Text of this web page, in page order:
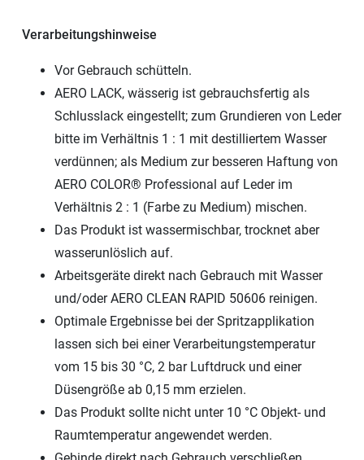
Verarbeitungshinweise
Vor Gebrauch schütteln.
AERO LACK, wässerig ist gebrauchsfertig als
Schlusslack eingestellt; zum Grundieren von Leder
bitte im Verhältnis 1 : 1 mit destilliertem Wasser
verdünnen; als Medium zur besseren Haftung von
AERO COLOR® Professional auf Leder im
Verhältnis 2 : 1 (Farbe zu Medium) mischen.
Das Produkt ist wassermischbar, trocknet aber
wasserunlöslich auf.
Arbeitsgeräte direkt nach Gebrauch mit Wasser
und/oder AERO CLEAN RAPID 50606 reinigen.
Optimale Ergebnisse bei der Spritzapplikation
lassen sich bei einer Verarbeitungstemperatur
vom 15 bis 30 °C, 2 bar Luftdruck und einer
Düsengröße ab 0,15 mm erzielen.
Das Produkt sollte nicht unter 10 °C Objekt- und
Raumtemperatur angewendet werden.